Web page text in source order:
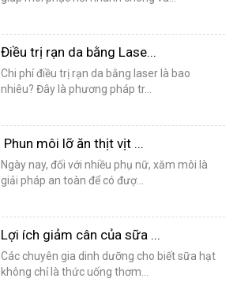
Điều trị rạn da bằng Lase...
Chi phí điều trị rạn da bằng laser là bao
nhiêu? Đây là phương pháp tr...
Phun môi lỡ ăn thịt vịt ...
Ngày nay, đối với nhiều phụ nữ, xăm môi là
giải pháp an toàn để có đượ...
Lợi ích giảm cân của sữa ...
Các chuyên gia dinh dưỡng cho biết sữa hạt
không chỉ là thức uống thơm...